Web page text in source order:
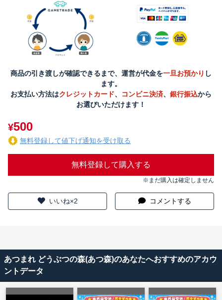
商品の引き渡しが確認できるまで、運営が代金を一旦お預かり し
ます。
お支払い方法はクレジットカード、 コンビニ決済、 銀行振込から
お選びいただけます！
¥500
無料登録して値下げ通知を受け取る
無料登録して購入する
※まだ購入は確定しません
いいね×2 コメントする
あつまれ どうぶつの森(あつ森)のあなたへおすすめのアカウ
ントデータ